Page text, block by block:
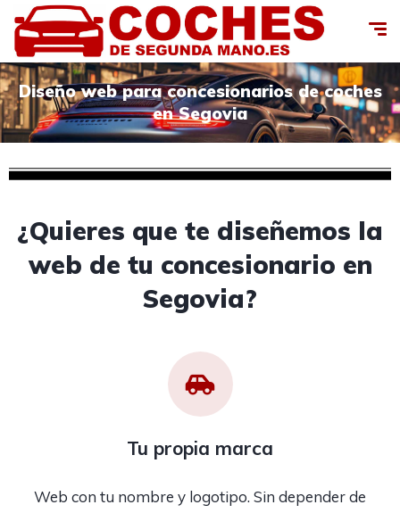
Diseño web para concesionarios de coches
en Segovia
¿Quieres que te diseñemos la
web de tu concesionario en
Segovia?
Tu propia marca
Web con tu nombre y logotipo. Sin depender de